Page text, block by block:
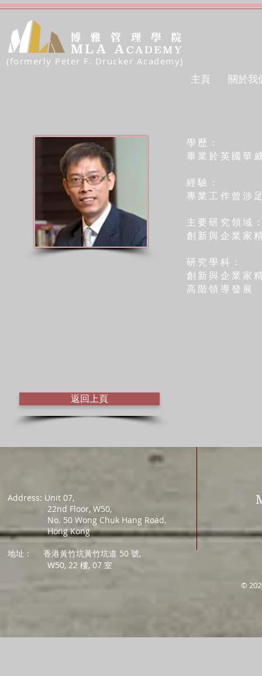
(formerly Peter F. Drucker Academy)
主頁 關於我
學歷：
畢業於英國華
經驗：
專業工作曾涉
主要研究領域
創新與企業家
研究學科：
創新與企業家
高階領導發展
返回上頁
Address: Unit 07,
22nd Floor, W50,
No. 50 Wong Chuk Hang Road,
Hong Kong
地址：
香港黃竹坑黃竹坑道 50 號,
W50, 22 樓, 07 室
©